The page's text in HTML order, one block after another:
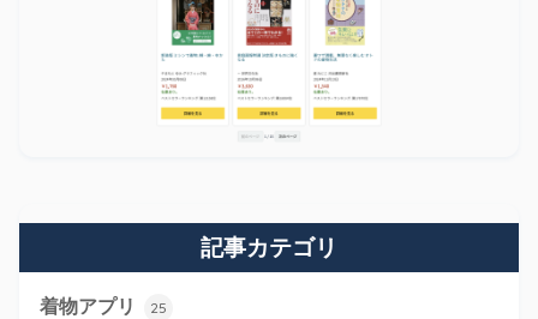
記事カテゴリ
着物アプリ 25